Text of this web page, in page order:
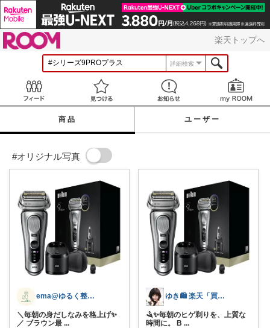
楽天トップへ
詳細検索
見つける お知らせ
商品 ユーザー
#オリジナル写真
ema@ゆるく整う暮らし
＼毎朝の身だしなみを格上げ✨
／ ブラウン最 ...
ゆき🛍️ 楽天「買ってよかった」を厳選
🪒✨毎朝のヒゲ剃りを、上質な
時間に。 B ...